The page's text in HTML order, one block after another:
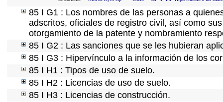
85 I G1 : Los nombres de las personas a
adscritos, oficiales de registro civil, así como
otorgamiento de la patente y nombramiento
85 I G2 : Las sanciones que se les hubieran
85 I G3 : Hipervínculo a la información de los
85 I H1 : Tipos de uso de suelo.
85 I H2 : Licencias de uso de suelo.
85 I H3 : Licencias de construcción.